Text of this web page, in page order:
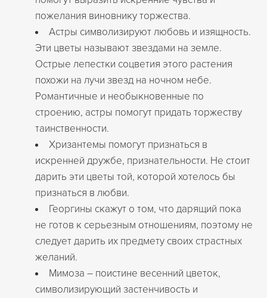
пожелания виновнику торжества.
Астры символизируют любовь и изящность.
Эти цветы называют звездами на земле.
Острые лепестки соцветия этого растения
похожи на лучи звезд на ночном небе.
Романтичные и необыкновенные по
строению, астры помогут придать торжеству
таинственности.
Хризантемы помогут признаться в
искренней дружбе, признательности. Не стоит
дарить эти цветы той, которой хотелось бы
признаться в любви.
Георгины скажут о том, что дарящий пока
не готов к серьезным отношениям, поэтому не
следует дарить их предмету своих страстных
желаний.
Мимоза – поистине весенний цветок,
символизирующий застенчивость и